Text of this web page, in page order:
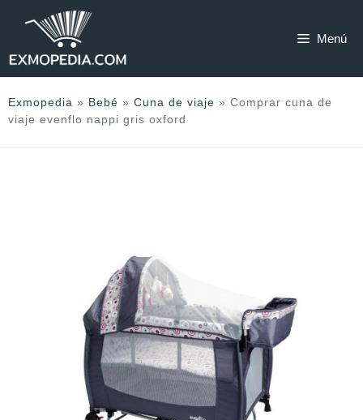
Menú
Exmopedia » Bebé » Cuna de viaje » Comprar cuna de
viaje evenflo nappi gris oxford